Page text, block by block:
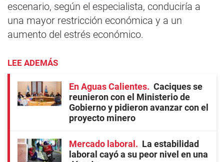
escenario, según el especialista, conduciría a
una mayor restricción económica y a un
aumento del estrés económico.
LEE ADEMÁS
En Aguas Calientes
Caciques se
reunieron con el Ministerio de
Gobierno y pidieron avanzar con el
proyecto minero
Mercado laboral
La estabilidad
laboral cayó a su peor nivel en una